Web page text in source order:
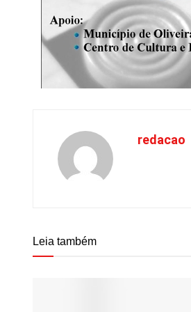
redacao
Leia também